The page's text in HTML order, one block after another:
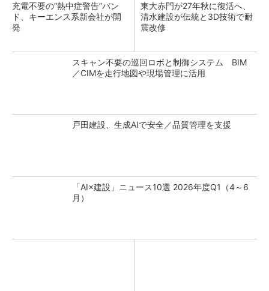
充電不要の“熱中症警告”バン
ド、キーエンス系新会社が開
発
東大赤門が27年秋に復活へ、
清水建設が伝統と3D技術で耐
震改修
スキャン不要の巡回ロボと制御システム BIM
／CIMを走行地図や現場管理に活用
戸田建設、生成AIで安全／品質管理を支援
「AI×建設」ニュース10選 2026年度Q1（4～6
月）